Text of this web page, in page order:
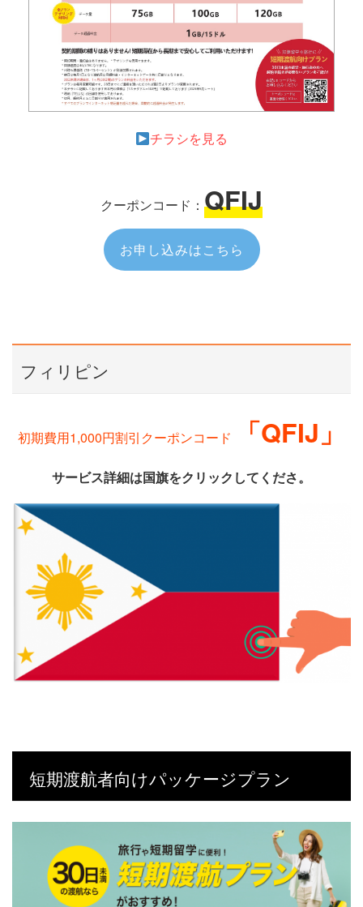
チラシを見る
クーポンコード： QFIJ
お申し込みはこちら
フィリピン
初期費用1,000円割引クーポンコード 「QFIJ」
サービス詳細は国旗をクリックしてくださ。
短期渡航者向けパッケージプラン